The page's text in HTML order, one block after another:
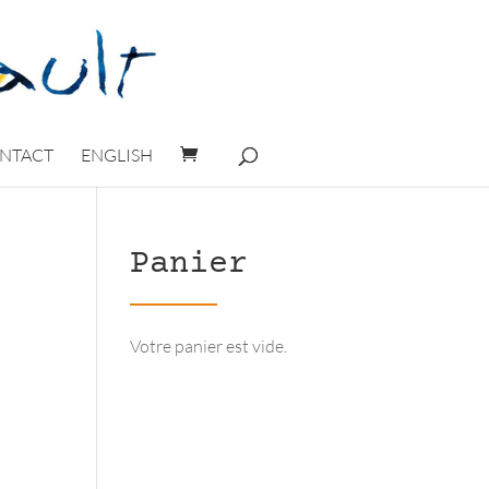
ENGLISH
Panier
Votre panier est vide.